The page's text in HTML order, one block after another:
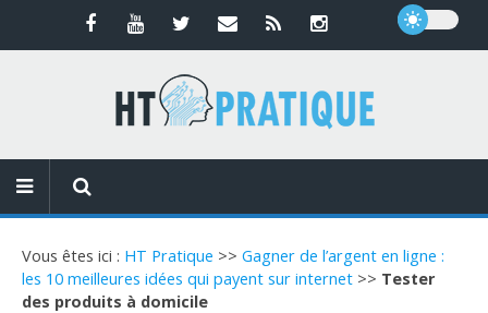
Vous êtes ici : HT Pratique >> Gagner de l’argent en ligne :
les 10 meilleures idées qui payent sur internet >> Tester
des produits à domicile